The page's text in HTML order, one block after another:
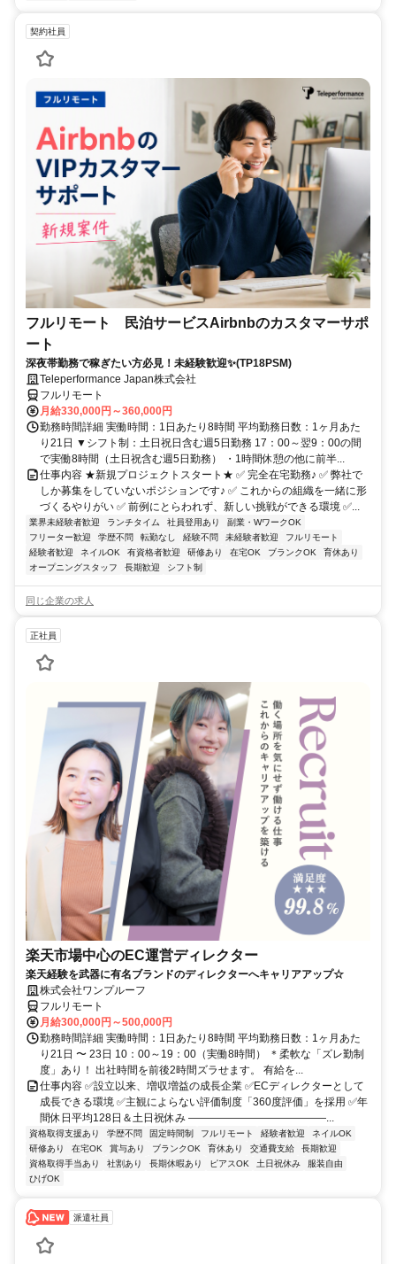
契約社員
フルリモート 民泊サービスAirbnbのカスタマーサポ
ート
深夜帯勤務で稼ぎたい方必見！未経験歓迎✨(TP18PSM)
Teleperformance Japan株式会社
フルリモート
月給330,000円～360,000円
勤務時間詳細 実働時間：1日あたり8時間 平均勤務日数：1ヶ月あた
り21日 ▼シフト制：土日祝日含む週5日勤務 17：00～翌9：00の間
で実働8時間（土日祝含む週5日勤務） ・1時間休憩の他に前半...
仕事内容 ★新規プロジェクトスタート★ ✅ 完全在宅勤務♪ ✅ 弊社で
しか募集をしていないポジションです♪ ✅ これからの組織を一緒に形
づくるやりがい ✅ 前例にとらわれず、新しい挑戦ができる環境 ✅...
業界未経験者歓迎 ランチタイム 社員登用あり
副業・WワークOK
フリーター歓迎
学歴不問 転勤なし 経験不問 未経験者歓迎
フルリモート
経験者歓迎
ネイルOK 有資格者歓迎 研修あり 在宅OK ブランクOK
育休あり
オープニングスタッフ
長期歓迎 シフト制
同じ企業の求人
正社員
楽天市場中心のEC運営ディレクター
楽天経験を武器に有名ブランドのディレクターへキャリアアップ☆
株式会社ワンプルーフ
フルリモート
月給300,000円～500,000円
勤務時間詳細 実働時間：1日あたり8時間 平均勤務日数：1ヶ月あた
り21日 〜 23日 10：00～19：00（実働8時間） ＊柔軟な「ズレ勤制
度」あり！ 出社時間を前後2時間ズラせます。 有給を...
仕事内容 ✅設立以来、増収増益の成長企業 ✅ECディレクターとして
成長できる環境 ✅主観によらない評価制度「360度評価」を採用 ✅年
間休日平均128日＆土日祝休み ―――――――――――――...
資格取得支援あり 学歴不問 固定時間制 フルリモート 経験者歓迎
ネイルOK
研修あり
在宅OK 賞与あり ブランクOK 育休あり 交通費支給
長期歓迎
資格取得手当あり
社割あり 長期休暇あり ピアスOK 土日祝休み
服装自由
ひげOK
派遣社員